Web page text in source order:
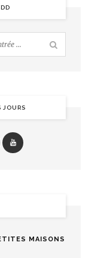
JOURS
MAISONS